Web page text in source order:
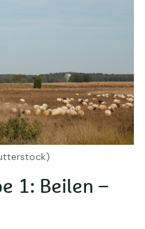
1: Beilen –